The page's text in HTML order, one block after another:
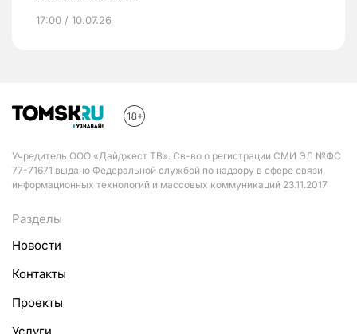
17:00 / 10.07.26
Учредитель ООО «Дайджест ТВ». Св-во о регистрации СМИ ЭЛ №ФС
77-71671 выдано Федеральной службой по надзору в сфере связи,
информационных технологий и массовых коммуникаций 23.11.2017
Разделы
Новости
Контакты
Проекты